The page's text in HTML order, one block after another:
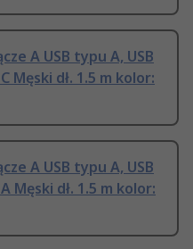
A USB typu A, USB
Męski dł. 1.5 m kolor:
A USB typu A, USB
Męski dł. 1.5 m kolor: